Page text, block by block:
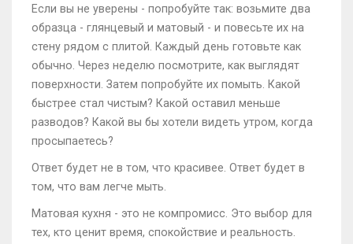
Если вы не уверены - попробуйте так: возьмите два
образца - глянцевый и матовый - и повесьте их на
стену рядом с плитой. Каждый день готовьте как
обычно. Через неделю посмотрите, как выглядят
поверхности. Затем попробуйте их помыть. Какой
быстрее стал чистым? Какой оставил меньше
разводов? Какой вы бы хотели видеть утром, когда
просыпаетесь?
Ответ будет не в том, что красивее. Ответ будет в
том, что вам легче мыть.
Матовая кухня - это не компромисс. Это выбор для
тех, кто ценит время, спокойствие и реальность.